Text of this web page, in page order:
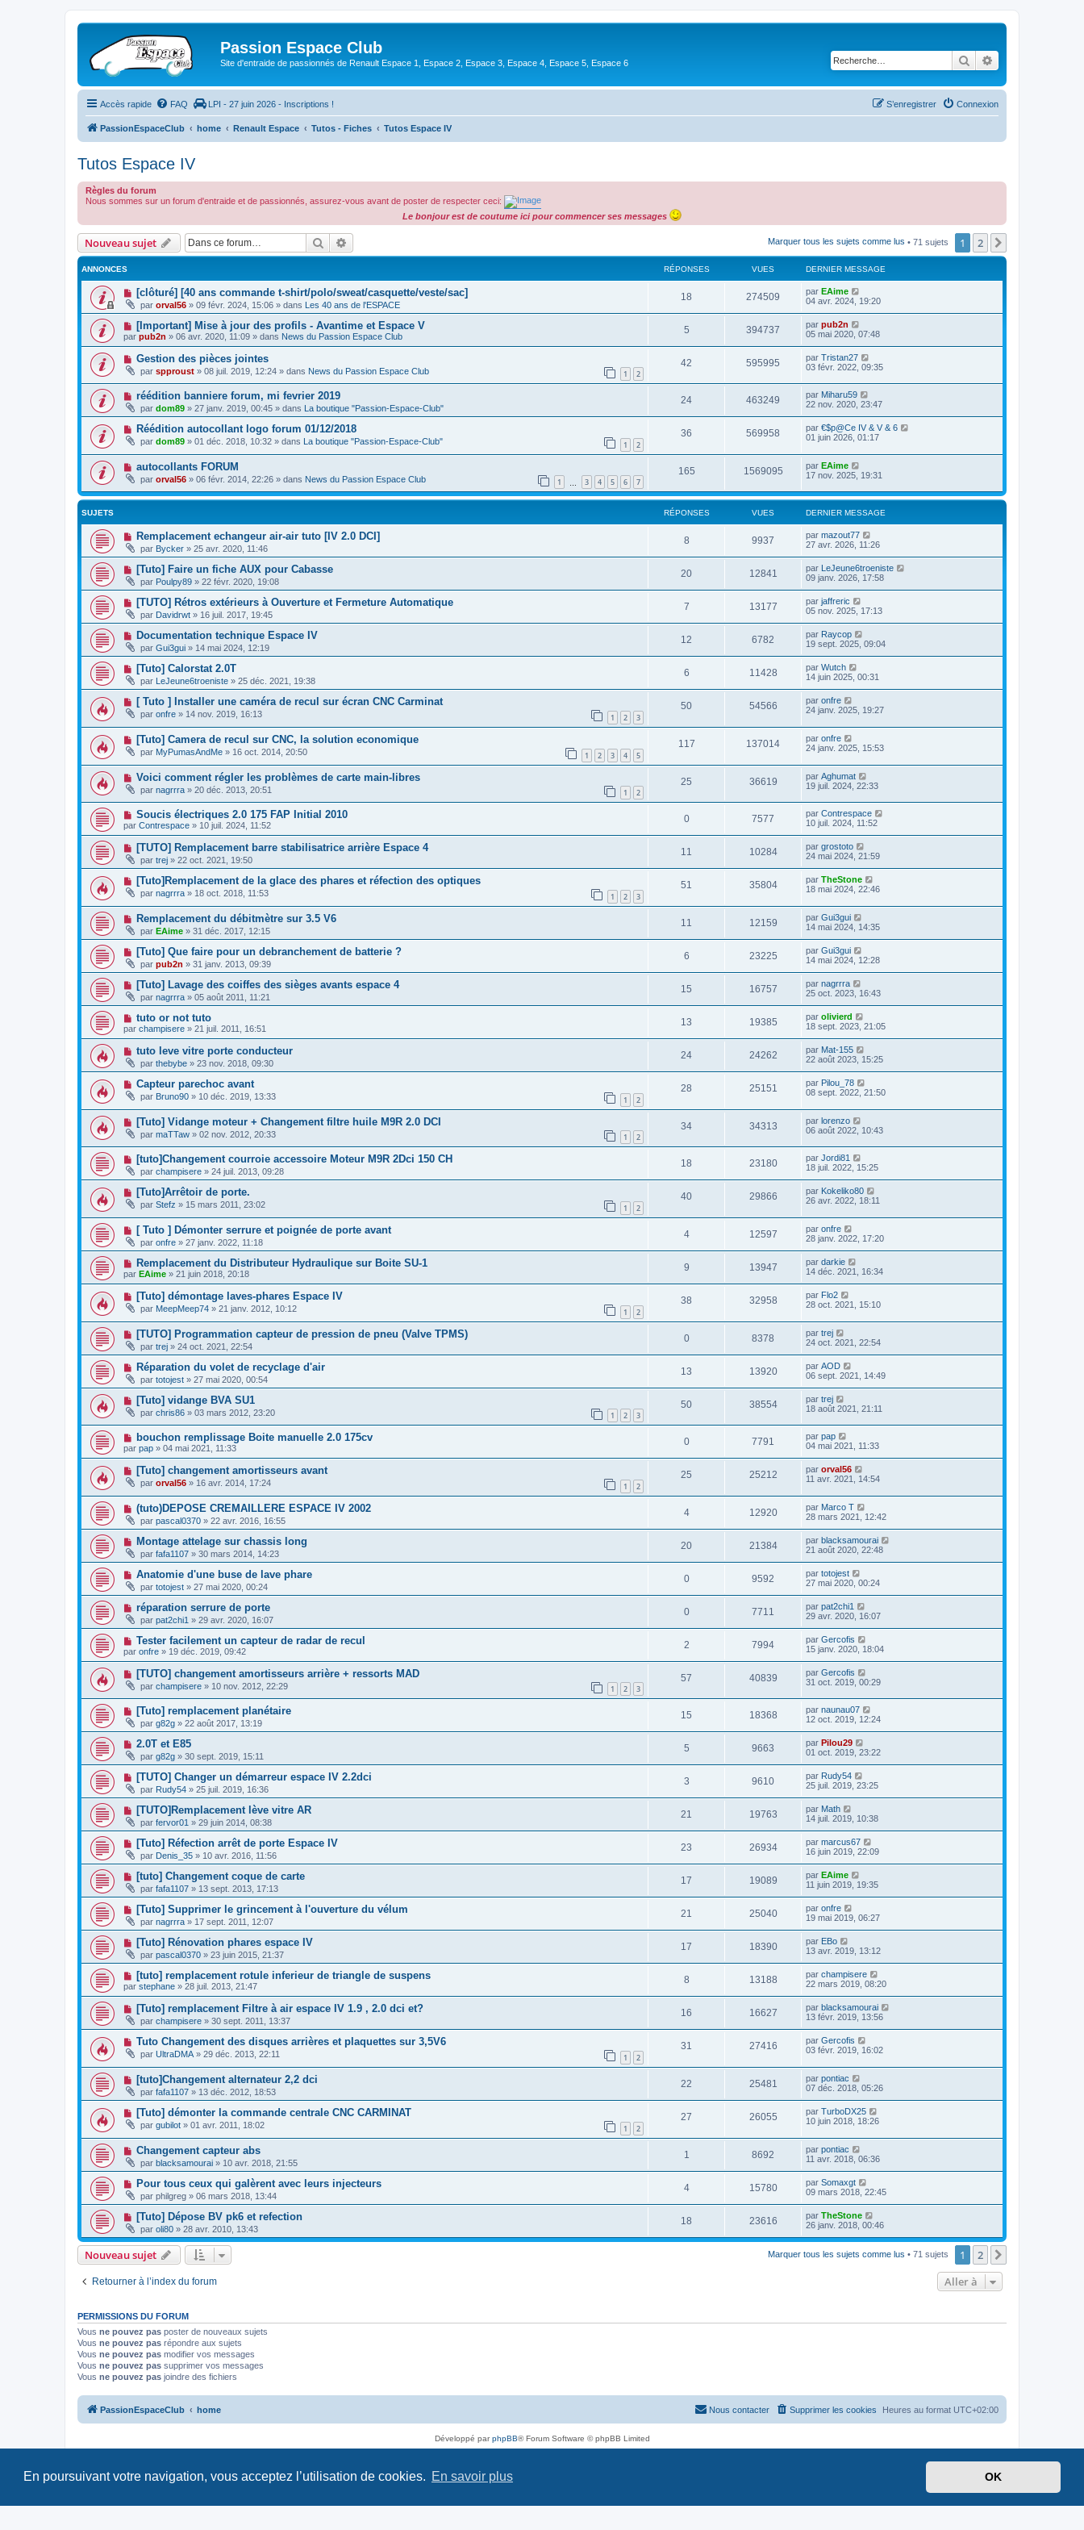
En poursuivant votre navigation, vous acceptez l’utilisation de cookies. En savoir plus OK
Passion Espace Club
Site d'entraide de passionnés de Renault Espace 1, Espace 2, Espace 3, Espace 4, Espace 5, Espace 6 Rechercher
Accès rapide FAQ LPI - 27 juin 2026 - Inscriptions ! Connexion
S’enregistrer
PassionEspaceClub home Renault Espace Tutos - Fiches Tutos Espace IV
Tutos Espace IV
Règles du forum
Nous sommes sur un forum d'entraide et de passionnés, assurez-vous avant de poster de respecter ceci:
Le bonjour est de coutume ici pour commencer ses messages
Nouveau sujet Rechercher Marquer tous les sujets comme lus • 71 sujets 1 2
ANNONCES RÉPONSES VUES DERNIER MESSAGE
[clôturé] [40 ans commande t-shirt/polo/sweat/casquette/veste/sac]
par orval56 » 09 févr. 2024, 15:06 » dans Les 40 ans de l'ESPACE
18 274509 par EAime
04 avr. 2024, 19:20
[Important] Mise à jour des profils - Avantime et Espace V
par pub2n » 06 avr. 2020, 11:09 » dans News du Passion Espace Club
5 394737 par pub2n
05 mai 2020, 07:48
Gestion des pièces jointes
par spproust » 08 juil. 2019, 12:24 » dans News du Passion Espace Club 1 2
42 595995 par Tristan27
03 févr. 2022, 09:35
réédition banniere forum, mi fevrier 2019
par dom89 » 27 janv. 2019, 00:45 » dans La boutique "Passion-Espace-Club"
24 463249 par Miharu59
22 nov. 2020, 23:47
Réédition autocollant logo forum 01/12/2018
par dom89 » 01 déc. 2018, 10:32 » dans La boutique "Passion-Espace-Club" 1 2
36 569958 par €$p@Ce IV & V & 6
01 juin 2026, 01:17
autocollants FORUM
par orval56 » 06 févr. 2014, 22:26 » dans News du Passion Espace Club 1 3 4 5 6 7
165 1569095 par EAime
17 nov. 2025, 19:31
SUJETS RÉPONSES VUES DERNIER MESSAGE
Remplacement echangeur air-air tuto [IV 2.0 DCI]
par Bycker » 25 avr. 2020, 11:46
8 9937 par mazout77
27 avr. 2026, 11:26
[Tuto] Faire un fiche AUX pour Cabasse
par Poulpy89 » 22 févr. 2020, 19:08
20 12841 par LeJeune6troeniste
09 janv. 2026, 17:58
[TUTO] Rétros extérieurs à Ouverture et Fermeture Automatique
par Davidrwt » 16 juil. 2017, 19:45
7 13177 par jaffreric
05 nov. 2025, 17:13
Documentation technique Espace IV
par Gui3gui » 14 mai 2024, 12:19
12 6782 par Raycop
19 sept. 2025, 09:04
[Tuto] Calorstat 2.0T
par LeJeune6troeniste » 25 déc. 2021, 19:38
6 11428 par Wutch
14 juin 2025, 00:31
[ Tuto ] Installer une caméra de recul sur écran CNC Carminat
par onfre » 14 nov. 2019, 16:13 1 2 3
50 54566 par onfre
24 janv. 2025, 19:27
[Tuto] Camera de recul sur CNC, la solution economique
par MyPumasAndMe » 16 oct. 2014, 20:50 1 2 3 4 5
117 137014 par onfre
24 janv. 2025, 15:53
Voici comment régler les problèmes de carte main-libres
par nagrrra » 20 déc. 2013, 20:51 1 2
25 36619 par Aghumat
19 juil. 2024, 22:33
Soucis électriques 2.0 175 FAP Initial 2010
par Contrespace » 10 juil. 2024, 11:52
0 7577 par Contrespace
10 juil. 2024, 11:52
[TUTO] Remplacement barre stabilisatrice arrière Espace 4
par trej » 22 oct. 2021, 19:50
11 10284 par grostoto
24 mai 2024, 21:59
[Tuto]Remplacement de la glace des phares et réfection des optiques
par nagrrra » 18 oct. 2018, 11:53 1 2 3
51 35804 par TheStone
18 mai 2024, 22:46
Remplacement du débitmètre sur 3.5 V6
par EAime » 31 déc. 2017, 12:15
11 12159 par Gui3gui
14 mai 2024, 14:35
[Tuto] Que faire pour un debranchement de batterie ?
par pub2n » 31 janv. 2013, 09:39
6 23225 par Gui3gui
14 mai 2024, 12:28
[Tuto] Lavage des coiffes des sièges avants espace 4
par nagrrra » 05 août 2011, 11:21
15 16757 par nagrrra
25 oct. 2023, 16:43
tuto or not tuto
par champisere » 21 juil. 2011, 16:51
13 19385 par olivierd
18 sept. 2023, 21:05
tuto leve vitre porte conducteur
par thebybe » 23 nov. 2018, 09:30
24 24262 par Mat-155
22 août 2023, 15:25
Capteur parechoc avant
par Bruno90 » 10 déc. 2019, 13:33 1 2
28 25151 par Pilou_78
08 sept. 2022, 21:50
[Tuto] Vidange moteur + Changement filtre huile M9R 2.0 DCI
par maTTaw » 02 nov. 2012, 20:33 1 2
34 34313 par lorenzo
06 août 2022, 10:43
[tuto]Changement courroie accessoire Moteur M9R 2Dci 150 CH
par champisere » 24 juil. 2013, 09:28
18 23180 par Jordi81
18 juil. 2022, 15:25
[Tuto]Arrêtoir de porte.
par Stefz » 15 mars 2011, 23:02 1 2
40 29866 par Kokeliko80
26 avr. 2022, 18:11
[ Tuto ] Démonter serrure et poignée de porte avant
par onfre » 27 janv. 2022, 11:18
4 12597 par onfre
28 janv. 2022, 17:20
Remplacement du Distributeur Hydraulique sur Boite SU-1
par EAime » 21 juin 2018, 20:18
9 13947 par darkie
14 déc. 2021, 16:34
[Tuto] démontage laves-phares Espace IV
par MeepMeep74 » 21 janv. 2012, 10:12 1 2
38 32958 par Flo2
28 oct. 2021, 15:10
[TUTO] Programmation capteur de pression de pneu (Valve TPMS)
par trej » 24 oct. 2021, 22:54
0 8378 par trej
24 oct. 2021, 22:54
Réparation du volet de recyclage d'air
par totojest » 27 mai 2020, 00:54
13 13920 par AOD
06 sept. 2021, 14:49
[Tuto] vidange BVA SU1
par chris86 » 03 mars 2012, 23:20 1 2 3
50 38554 par trej
18 août 2021, 21:11
bouchon remplissage Boite manuelle 2.0 175cv
par pap » 04 mai 2021, 11:33
0 7791 par pap
04 mai 2021, 11:33
[Tuto] changement amortisseurs avant
par orval56 » 16 avr. 2014, 17:24 1 2
25 25212 par orval56
11 avr. 2021, 14:54
(tuto)DEPOSE CREMAILLERE ESPACE IV 2002
par pascal0370 » 22 avr. 2016, 16:55
4 12920 par Marco T
28 mars 2021, 12:42
Montage attelage sur chassis long
par fafa1107 » 30 mars 2014, 14:23
20 21384 par blacksamourai
21 août 2020, 22:48
Anatomie d'une buse de lave phare
par totojest » 27 mai 2020, 00:24
0 9592 par totojest
27 mai 2020, 00:24
réparation serrure de porte
par pat2chi1 » 29 avr. 2020, 16:07
0 7711 par pat2chi1
29 avr. 2020, 16:07
Tester facilement un capteur de radar de recul
par onfre » 19 déc. 2019, 09:42
2 7994 par Gercofis
15 janv. 2020, 18:04
[TUTO] changement amortisseurs arrière + ressorts MAD
par champisere » 10 nov. 2012, 22:29 1 2 3
57 40839 par Gercofis
31 oct. 2019, 00:29
[Tuto] remplacement planétaire
par g82g » 22 août 2017, 13:19
15 18368 par naunau07
12 oct. 2019, 12:24
2.0T et E85
par g82g » 30 sept. 2019, 15:11
5 9663 par Pilou29
01 oct. 2019, 23:22
[TUTO] Changer un démarreur espace IV 2.2dci
par Rudy54 » 25 juil. 2019, 16:36
3 9610 par Rudy54
25 juil. 2019, 23:25
[TUTO]Remplacement lève vitre AR
par fervor01 » 29 juin 2014, 08:38
21 19763 par Math
14 juil. 2019, 10:38
[Tuto] Réfection arrêt de porte Espace IV
par Denis_35 » 10 avr. 2016, 11:56
23 26934 par marcus67
16 juin 2019, 22:09
[tuto] Changement coque de carte
par fafa1107 » 13 sept. 2013, 17:13
17 19089 par EAime
11 juin 2019, 19:35
[Tuto] Supprimer le grincement à l'ouverture du vélum
par nagrrra » 17 sept. 2011, 12:07
21 25040 par onfre
19 mai 2019, 06:27
[Tuto] Rénovation phares espace IV
par pascal0370 » 23 juin 2015, 21:37
17 18390 par EBo
13 avr. 2019, 13:12
[tuto] remplacement rotule inferieur de triangle de suspens
par stephane » 28 juil. 2013, 21:47
8 13188 par champisere
22 mars 2019, 08:20
[Tuto] remplacement Filtre à air espace IV 1.9 , 2.0 dci et?
par champisere » 30 sept. 2011, 13:37
16 16627 par blacksamourai
13 févr. 2019, 13:56
Tuto Changement des disques arrières et plaquettes sur 3,5V6
par UltraDMA» 29 déc. 2013, 22:11 1 2
31 27416 par Gercofis
03 févr. 2019, 16:02
[tuto]Changement alternateur 2,2 dci
par fafa1107 » 13 déc. 2012, 18:53
22 25481 par pontiac
07 déc. 2018, 05:26
[Tuto] démonter la commande centrale CNC CARMINAT
par gubilot » 01 avr. 2011, 18:02 1 2
27 26055 par TurboDX25
10 juin 2018, 18:26
Changement capteur abs
par blacksamourai » 10 avr. 2018, 21:55
1 8692 par pontiac
11 avr. 2018, 06:36
Pour tous ceux qui galèrent avec leurs injecteurs
par philgreg » 06 mars 2018, 13:44
4 15780 par Somaxgt
09 mars 2018, 22:45
[Tuto] Dépose BV pk6 et refection
par oli80 » 28 avr. 2010, 13:43
18 23616 par TheStone
26 janv. 2018, 00:46
Nouveau sujet Marquer tous les sujets comme lus • 71 sujets 1 2
Retourner à l’index du forum Aller à
PERMISSIONS DU FORUM
Vous ne pouvez pas poster de nouveaux sujets
Vous ne pouvez pas répondre aux sujets
Vous ne pouvez pas modifier vos messages
Vous ne pouvez pas supprimer vos messages
Vous ne pouvez pas joindre des fichiers
PassionEspaceClub home Heures au format UTC+02:00
Supprimer les cookies
Nous contacter
Développé parphpBB® Forum Software © phpBB Limited